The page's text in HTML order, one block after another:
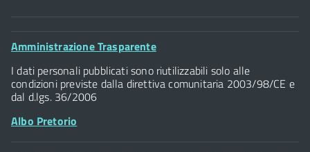
Comune di Firenze
Palazzo Vecchio
Piazza della Signoria - 50122, Firenze
P.IVA 01307110484
Footer
Amministrazione Trasparente
I dati personali pubblicati sono riutilizzabili solo alle
condizioni previste dalla direttiva comunitaria 2003/98/CE e
dal d.lgs. 36/2006
Albo Pretorio